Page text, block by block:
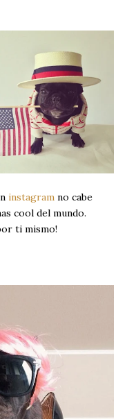
instagram no cabe
cool del mundo.
ti mismo!